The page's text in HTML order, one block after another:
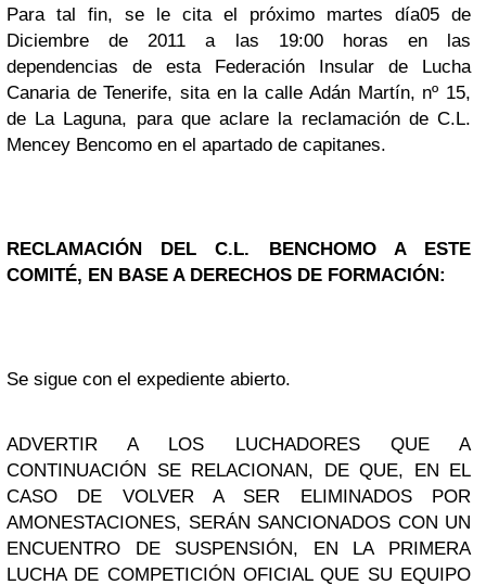
Para tal fin, se le cita el próximo martes día05 de
Diciembre de 2011 a las 19:00 horas en las
dependencias de esta Federación Insular de Lucha
Canaria de Tenerife, sita en la calle Adán Martín, nº 15,
de La Laguna, para que aclare la reclamación de C.L.
Mencey Bencomo en el apartado de capitanes.
RECLAMACIÓN DEL C.L. BENCHOMO A ESTE
COMITÉ, EN BASE A DERECHOS DE FORMACIÓN:
Se sigue con el expediente abierto.
ADVERTIR A LOS LUCHADORES QUE A
CONTINUACIÓN SE RELACIONAN, DE QUE, EN EL
CASO DE VOLVER A SER ELIMINADOS POR
AMONESTACIONES, SERÁN SANCIONADOS CON UN
ENCUENTRO DE SUSPENSIÓN, EN LA PRIMERA
LUCHA DE COMPETICIÓN OFICIAL QUE SU EQUIPO